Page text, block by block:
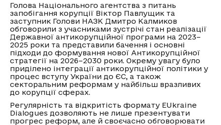
Голова Національного агентства з питань
запобігання корупції Віктор Павлущик та
заступник Голови НАЗК Дмитро Калмиков
обговорили з учасниками зустрічі стан реалізації
Державної антикорупційної програми на 2023–
2025 роки та представили бачення і основні
підходи до формування нової Антикорупційної
стратегії на 2026–2030 роки. Окрему увагу було
приділено інтеграції антикорупційної політики у
процес вступу України до ЄС, а також
секторальним реформам у найбільш вразливих
до корупції сферах.
Регулярність та відкритість формату EUkraine
Dialogues дозволяють не лише презентувати
прогрес реформ, але й своєчасно обговорювати